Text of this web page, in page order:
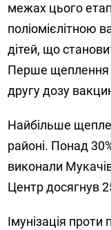
межах цього
поліомієлітною
дітей, що
Перше щеплення
другу дозу
Найбільше
районі. Понад
виконали
Центр досягнув
Імунізація проти